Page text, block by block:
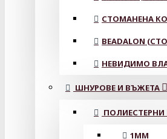
СТОМАНЕНА
BEADALON
НЕВИДИМО
ШНУРОВЕ И ВЪЖЕТА
ПОЛИЕСТЕРНИ
1ММ